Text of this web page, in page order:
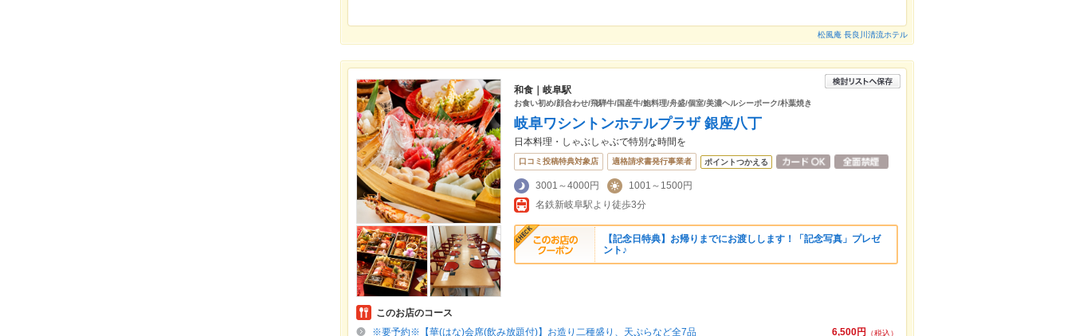
松風庵 長良川清流ホテル
和食｜岐阜駅
お食い初め/顔合わせ/飛騨牛/国産牛/鮑料理/舟盛/個室/美濃ヘルシーポーク/朴葉焼き
岐阜ワシントンホテルプラザ 銀座八丁
日本料理・しゃぶしゃぶで特別な時間を
口コミ投稿特典対象店 適格請求書発行事業者 ポイントつかえる
3001～4000円
1001～1500円
名鉄新岐阜駅より徒歩3分
【記念日特典】お帰りまでにお渡しします！「記念写真」プレゼ
ント♪
このお店のコース
6,500円
（税込）
※要予約※【華(はな)会席(飲み放題付)】お造り二種盛り、天ぷらなど全7品